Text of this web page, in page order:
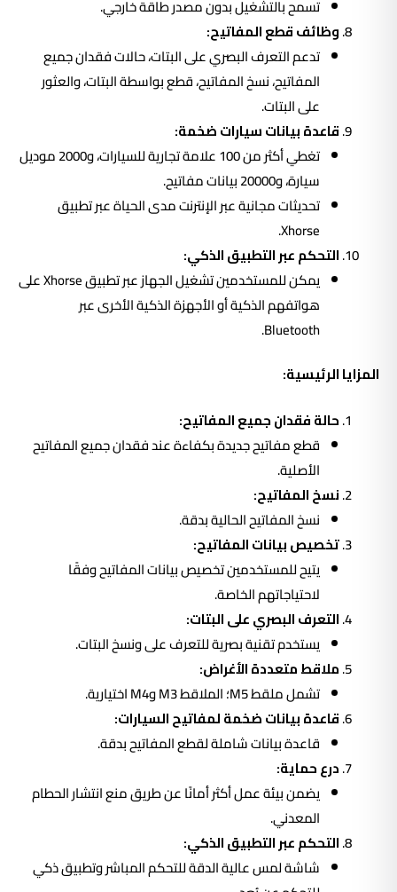
تسمح بالتشغيل بدون مصدر طاقة خارجي.
وظائف قطع المفاتيح:
تدعم التعرف البصري على البتات، حالات فقدان جميع
المفاتيح، نسخ المفاتيح، قطع بواسطة البتات، والعثور
على البتات.
قاعدة بيانات سيارات ضخمة:
تغطي أكثر من 100 علامة تجارية للسيارات، و2000 موديل
سيارة، و20000 بيانات مفاتيح.
تحديثات مجانية عبر الإنترنت مدى الحياة عبر تطبيق
Xhorse.
التحكم عبر التطبيق الذكي:
يمكن للمستخدمين تشغيل الجهاز عبر تطبيق Xhorse على
هواتفهم الذكية أو الأجهزة الذكية الأخرى عبر
Bluetooth.
المزايا الرئيسية:
حالة فقدان جميع المفاتيح:
قطع مفاتيح جديدة بكفاءة عند فقدان جميع المفاتيح
الأصلية.
نسخ المفاتيح:
نسخ المفاتيح الحالية بدقة.
تخصيص بيانات المفاتيح:
يتيح للمستخدمين تخصيص بيانات المفاتيح وفقًا
لاحتياجاتهم الخاصة.
التعرف البصري على البتات:
يستخدم تقنية بصرية للتعرف على ونسخ البتات.
ملاقط متعددة الأغراض:
تشمل ملقط M5؛ الملاقط M3 وM4 اختيارية.
قاعدة بيانات ضخمة لمفاتيح السيارات:
قاعدة بيانات شاملة لقطع المفاتيح بدقة.
درع حماية:
يضمن بيئة عمل أكثر أمانًا عن طريق منع انتشار الحطام
المعدني.
التحكم عبر التطبيق الذكي:
شاشة لمس عالية الدقة للتحكم المباشر وتطبيق ذكي